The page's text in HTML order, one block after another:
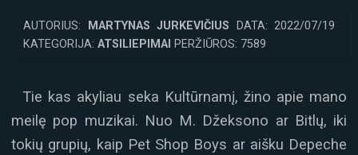
AUTORIUS: MARTYNAS JURKEVIČIUS DATA: 2022/07/19
KATEGORIJA: ATSILIEPIMAI PERŽIŪROS: 7589
Tie kas akyliau seka Kultūrnamį, žino apie mano
meilę pop muzikai. Nuo M. Džeksono ar Bitlų, iki
tokių grupių, kaip Pet Shop Boys ar aišku Depeche